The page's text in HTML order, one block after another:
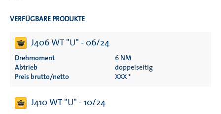
VERFÜGBARE PRODUKTE
J406 WT "U" - 06/24
Drehmoment
6 NM
Abtrieb
doppelseitig
Preis brutto/netto
XXX *
J410 WT "U" - 10/24